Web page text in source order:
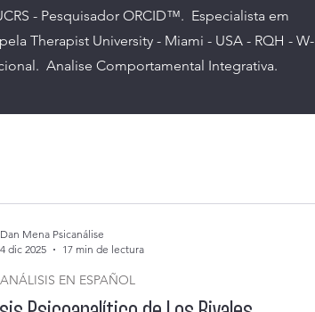
- Pesquisador ORCID™. Especialista em
Therapist University - Miami - USA - RQH - W-
Analise Comportamental Integrativa.
EN ESPAÑOL
Dan Mena Psicanálise
4 dic 2025
17 min de lectura